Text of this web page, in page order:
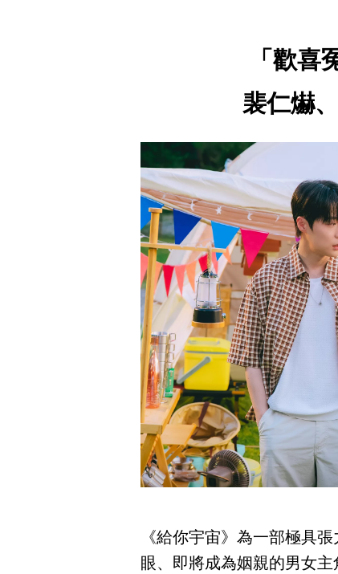
「歡喜
裴仁爀
《給你宇宙》為一部極具
眼、即將成為姻親的男女